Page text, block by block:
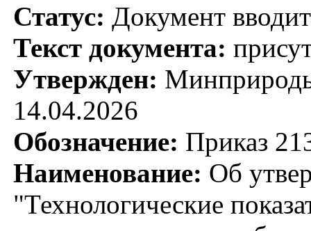
Статус: Документ
Текст документа:
Утвержден:
14.04.2026
Обозначение: Приказ
Наименование: Об
"Технологические